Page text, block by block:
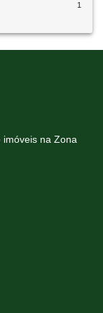
1
imóveis na Zona